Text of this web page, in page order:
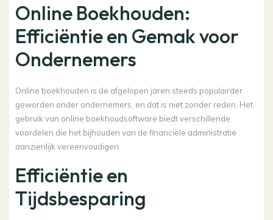
Online Boekhouden:
Efficiëntie en Gemak voor
Ondernemers
Online boekhouden is de afgelopen jaren steeds populairder
geworden onder ondernemers, en dat is niet zonder reden. Het
gebruik van online boekhoudsoftware biedt verschillende
voordelen die het bijhouden van de financiële administratie
aanzienlijk vereenvoudigen.
Efficiëntie en
Tijdsbesparing